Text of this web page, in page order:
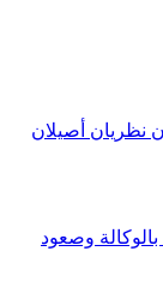
نظريان أصيلان
وصعود